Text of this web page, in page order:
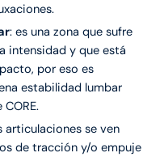
: es una zona que sufre
intensidad y que está
por eso es
estabilidad lumbar
articulaciones se ven
de tracción y/o empuje